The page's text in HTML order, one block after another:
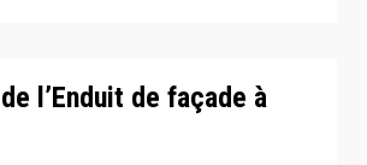
l’Enduit de façade à